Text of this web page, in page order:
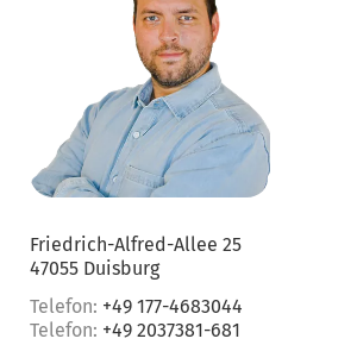
Friedrich-Alfred-Allee 25
47055 Duisburg
Telefon: +49 177-4683044
Telefon: +49 2037381-681